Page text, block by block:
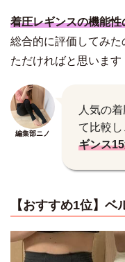
着圧レギンスの機能
総合的に評価してみ
ただければと思います
編集部ニノ
人気の
て比較
ギンス
【おすすめ1位】